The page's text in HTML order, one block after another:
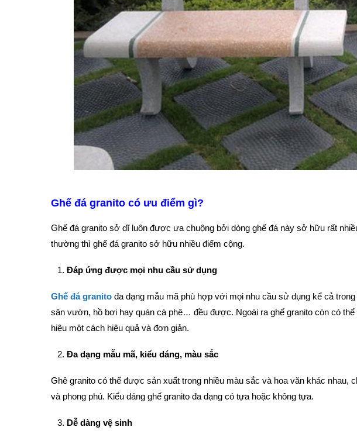
Ghế đá granito có ưu điểm gì?
Ghế đá granito sở dĩ luôn được ưa chuộng bởi dòng ghế đá này sở hữu rất
thường thì ghế đá granito sở hữu nhiều điểm cộng.
Đáp ứng được mọi nhu cầu sử dụng
Ghế đá granito đa dạng mẫu mã phù hợp với mọi nhu cầu sử dụng kể cả
sân vườn, hồ bơi hay quán cà phê… đều được. Ngoài ra ghế granito còn có
hiệu một cách hiệu quả và đơn giản.
Đa dạng mẫu mã, kiểu dáng, màu sắc
Ghê granito có thể được sản xuất trong nhiều màu sắc và hoa văn khác nhau,
và phong phú. Kiểu dáng ghế granito đa dạng có tựa hoặc không tựa.
Dễ dàng vệ sinh